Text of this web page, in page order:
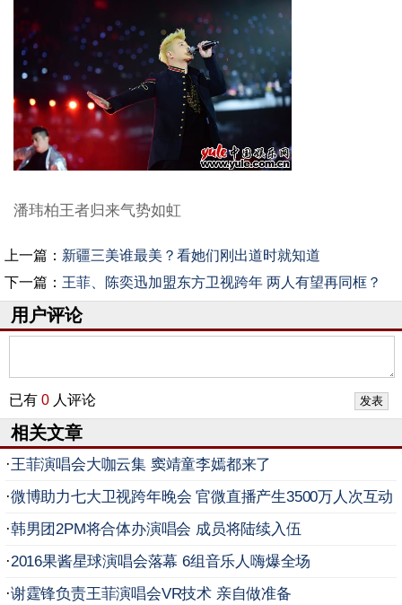
潘玮柏王者归来气势如虹
上一篇： 新疆三美谁最美？看她们刚出道时就知道
下一篇： 王菲、陈奕迅加盟东方卫视跨年 两人有望再同框？
用户评论
已有 0 人评论
相关文章
·王菲演唱会大咖云集 窦靖童李嫣都来了
·微博助力七大卫视跨年晚会 官微直播产生3500万人次互动
·韩男团2PM将合体办演唱会 成员将陆续入伍
·2016果酱星球演唱会落幕 6组音乐人嗨爆全场
·谢霆锋负责王菲演唱会VR技术 亲自做准备